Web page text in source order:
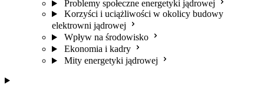
Problemy społeczne energetyki jądrowej
Korzyści i uciążliwości w okolicy budowy
elektrowni jądrowej
Wpływ na środowisko
Ekonomia i kadry
Mity energetyki jądrowej